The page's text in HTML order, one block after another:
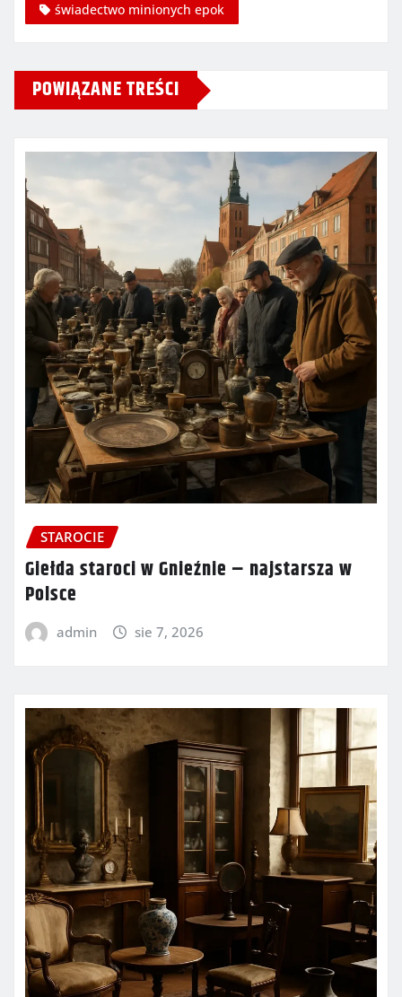
świadectwo minionych epok
POWIĄZANE TREŚCI
STAROCIE
Giełda staroci w Gnieźnie – najstarsza w
Polsce
admin sie 7, 2026